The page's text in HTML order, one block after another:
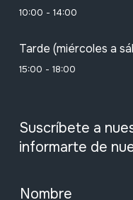
10:00 - 14:00
Tarde (miércoles a
15:00 - 18:00
Suscríbete a
informarte de
Nombre